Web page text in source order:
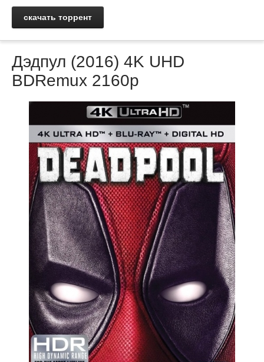
скачать торрент
Дэдпул (2016) 4K UHD
BDRemux 2160p